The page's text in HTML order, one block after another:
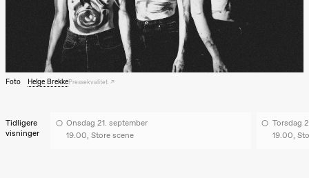
Lørdag 22. august
Pia Maria
Roll og
Mohamed
Mohamed
Male
Fantasies
teater)
Foto Helge BrekkePressekvalitet
Tidligere
visninger
Onsdag 21. september
19.00, Store scene
Torsdag
19.00,